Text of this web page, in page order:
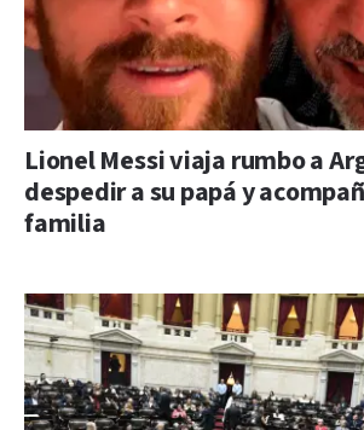
Lionel Messi viaja rumbo a
despedir a su papá y
familia